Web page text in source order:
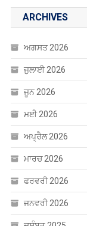
ARCHIVES
ਅਗਸਤ 2026
ਜੁਲਾਈ 2026
ਜੂਨ 2026
ਮਈ 2026
ਅਪ੍ਰੈਲ 2026
ਮਾਰਚ 2026
ਫਰਵਰੀ 2026
ਜਨਵਰੀ 2026